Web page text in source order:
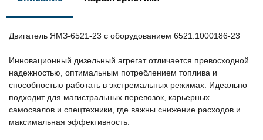
Двигатель ЯМЗ-6521-23 с оборудованием 6521.1000186-23
Инновационный дизельный агрегат отличается превосходной
надежностью, оптимальным потреблением топлива и
способностью работать в экстремальных режимах. Идеально
подходит для магистральных перевозок, карьерных
самосвалов и спецтехники, где важны снижение расходов и
максимальная эффективность.